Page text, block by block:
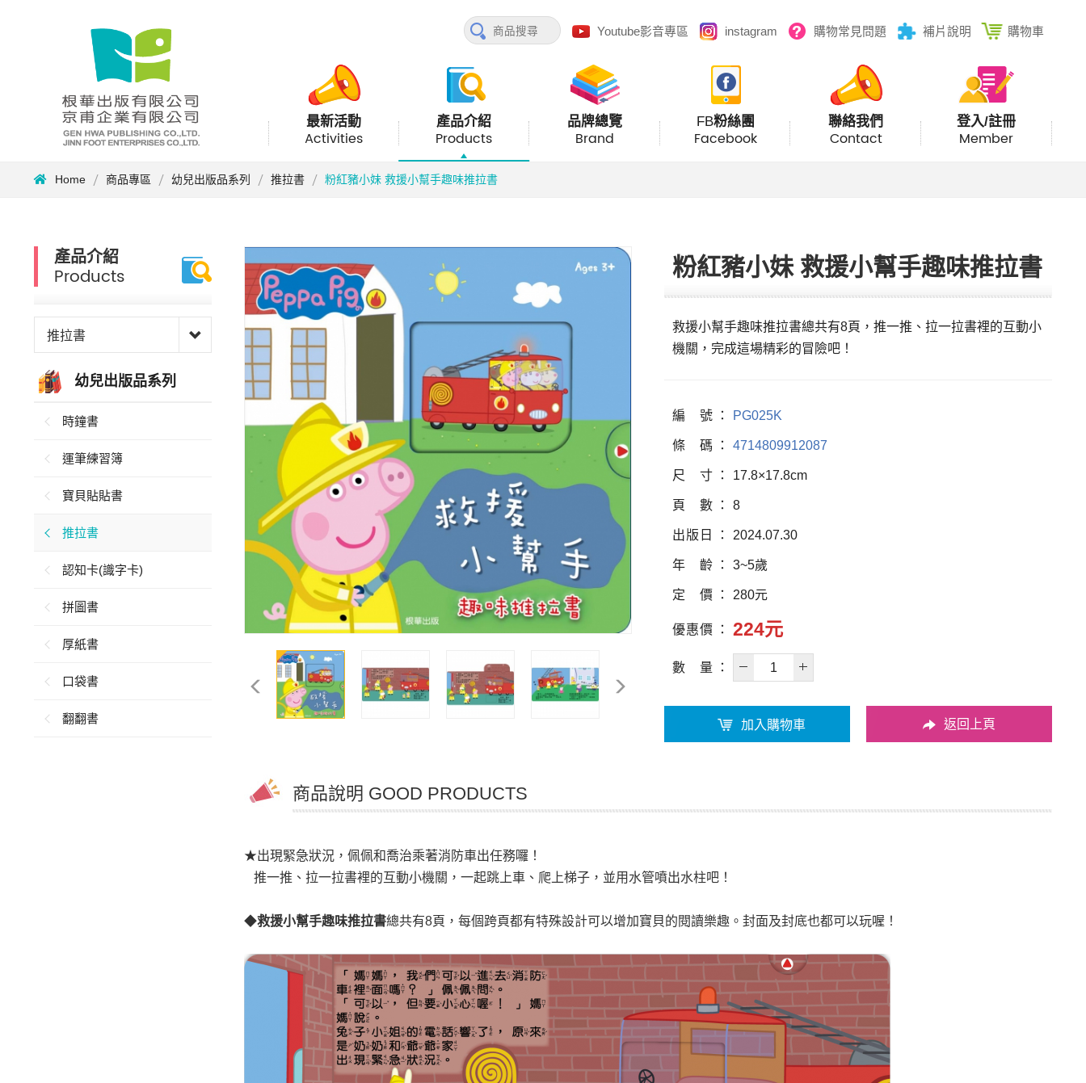
Youtube影音專區 instagram 購物常見問題 補片說明 購物車
最新活動
Activities
產品介紹
Products
品牌總覽
Brand
FB粉絲團
Facebook
聯絡我們
Contact
登入/註冊
Member
Home 商品專區 幼兒出版品系列 推拉書 粉紅豬小妹 救援小幫手趣味推拉書
產品介紹
Products
推拉書
幼兒出版品系列
時鐘書
運筆練習簿
寶貝貼貼書
推拉書
認知卡(識字卡)
拼圖書
厚紙書
口袋書
翻翻書
粉紅豬小妹 救援小幫手趣味推拉書
救援小幫手趣味推拉書總共有8頁，推一推、拉一拉書裡的互動小
機關，完成這場精彩的冒險吧！
編 號 PG025K
條 碼 4714809912087
尺 寸 17.8×17.8cm
頁 數 8
出版 日 2024.07.30
年 齡 3~5歲
定 價 280元
優惠價 224元
數 量
加入購物車 返回上頁
商品說明 GOOD PRODUCTS
★出現緊急狀況，佩佩和喬治乘著消防車出任務囉！
推一推、拉一拉書裡的互動小機關，一起跳上車、爬上梯子，並用水管噴出水柱吧！
◆救援小幫手趣味推拉書總共有8頁，每個跨頁都有特殊設計可以增加寶貝的閱讀樂趣。封面及封底也都可以玩喔！